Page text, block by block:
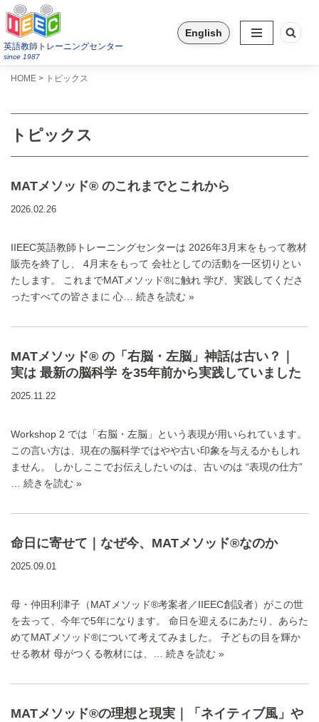
コ
ン
ス
プ
英語教師トレーニングセンター
since 1987
English
HOME > トピックス
トピックス
MATメソッド® のこれまでとこれから
2026.02.26
IIEEC英語教師トレーニングセンターは 2026年3月末をもって教材
販売を終了し、 4月末をもって 会社としての活動を一区切りとい
たします。 これまでMATメソッド®に触れ 学び、実践してくださ
ったすべての皆さまに 心… 続きを読む »
MATメソッド® の「右脳・左脳」神話は古い？｜
実は 最新の脳科学 を35年前から実践していました
2025.11.22
Workshop 2 では「右脳・左脳」という表現が用いられています。
この言い方は、現在の脳科学ではやや古い印象を与えるかもしれ
ません。 しかしここでお伝えしたいのは、古いのは “表現の仕方”
… 続きを読む »
命日に寄せて｜なぜ今、MATメソッド®なのか
2025.09.01
母・仲田利津子（MATメソッド®考案者／IIEEC創設者）がこの世
を去って、今年で5年になります。 命日を迎えるにあたり、あらた
めてMATメソッド®について考えてみました。 子どもの目を輝か
せる教材 母がつくる教材には、… 続きを読む »
MATメソッド®の理想と現実｜「ネイティブ風」や